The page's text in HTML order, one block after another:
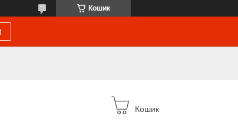
Кошик
Кошик